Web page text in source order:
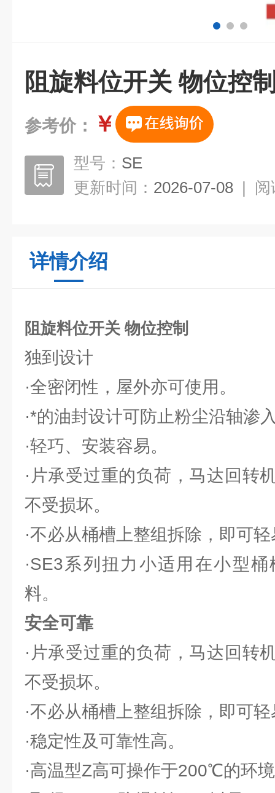
阻旋料位开关 物位控
参考价： ￥
型号： SE
更新时间： 2026-07-08 | 阅
详情介绍
阻旋料位开关 物位控制
独到设计
·全密闭性，屋外亦可使用。
·*的油封设计可防止粉尘沿轴渗
·轻巧、安装容易。
·片承受过重的负荷，马达回转
不受损坏。
·不必从桶槽上整组拆除，即可
·SE3系列扭力小适用在小型
料。
安全可靠
·片承受过重的负荷，马达回转
不受损坏。
·不必从桶槽上整组拆除，即可
·稳定性及可靠性高。
·高温型Z高可操作于200℃的环